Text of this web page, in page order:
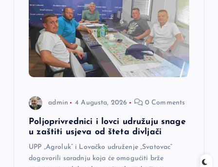
admin 4 Augusta, 2026 0 Comments
Poljoprivrednici i lovci udružuju snage
u zaštiti usjeva od šteta divljači
UPP „Agroluk“ i Lovačko udruženje „Svatovac“
dogovorili saradnju koja će omogućiti brže